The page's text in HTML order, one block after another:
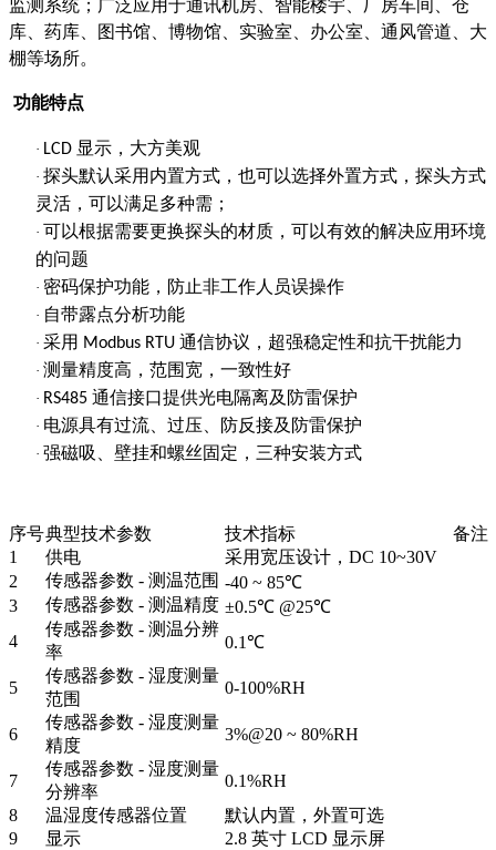
监测系统；广泛应用于通讯机房、智能楼宇、厂房车间、仓
库、药库、图书馆、博物馆、实验室、办公室、通风管道、大
棚等场所。
功能特点
· LCD 显示，大方美观
· 探头默认采用内置方式，也可以选择外置方式，探头方式
灵活，可以满足多种需；
· 可以根据需要更换探头的材质，可以有效的解决应用环境
的问题
· 密码保护功能，防止非工作人员误操作
· 自带露点分析功能
· 采用 Modbus RTU 通信协议，超强稳定性和抗干扰能力
· 测量精度高，范围宽，一致性好
· RS485 通信接口提供光电隔离及防雷保护
· 电源具有过流、过压、防反接及防雷保护
· 强磁吸、壁挂和螺丝固定，三种安装方式
序号典型技术参数 技术指标
备注
1
供电
采用宽压设计，DC 10~30V
2
传感器参数 - 测温范围 -40 ~ 85℃
3
传感器参数 - 测温精度 ±0.5℃ @25℃
4
传感器参数 - 测温分辨
率
0.1℃
5
传感器参数 - 湿度测量
范围
0-100%RH
6
传感器参数 - 湿度测量
精度
3%@20 ~ 80%RH
7
传感器参数 - 湿度测量
分辨率
0.1%RH
8
温湿度传感器位置
默认内置，外置可选
9
显示
2.8 英寸 LCD 显示屏